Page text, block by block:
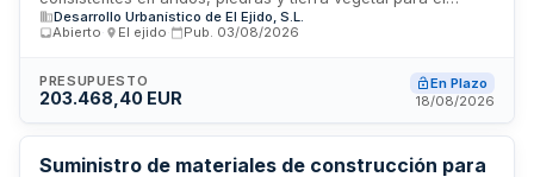
término municipal de El Ejido. Se trata de un contrato de
naturaleza privada regido por la Ley de Contratos del Sector
La prestación se ejecutará conforme a las especificaciones
técnicas y administrativas recogidas en los pliegos de
Desarrollo Urbanístico de El Ejido, S.L.
Abierto
El ejido Pub. 03/08/2026
PRESUPUESTO
203.468,40 EUR
En Plazo
18/08/2026
Suministro de materiales de construcción para